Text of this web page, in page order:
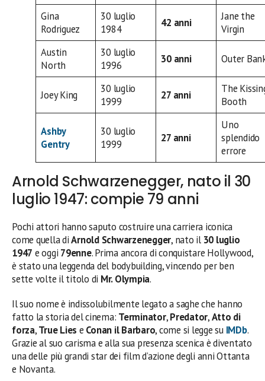
Gina
Rodriguez
30 luglio
1984
42 anni
Jane the
Virgin
Austin
North
30 luglio
1996
30 anni Outer
Joey King
30 luglio
1999
27 anni
The
Booth
Ashby
Gentry
30 luglio
1999
27 anni
Uno
splendido
errore
Arnold Schwarzenegger, nato il 30
luglio 1947: compie 79 anni
Pochi attori hanno saputo costruire una carriera iconica
come quella diArnold Schwarzenegger, nato il 30 luglio
1947 e oggi 79enne. Prima ancora di conquistare Hollywood,
è stato una leggenda del bodybuilding, vincendo per ben
sette volte il titolo di Mr. Olympia.
Il suo nome è indissolubilmente legato a saghe che hanno
fatto la storia del cinema: Terminator,Predator,Atto di
forza,True Lies e Conan il Barbaro, come si legge su IMDb.
Grazie al suo carisma e alla sua presenza scenica è diventato
una delle più grandi star dei film d’azione degli anni Ottanta
e Novanta.